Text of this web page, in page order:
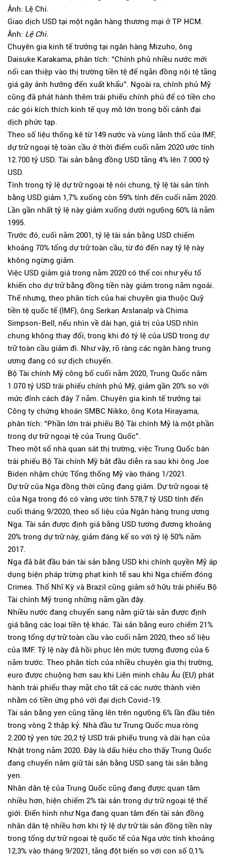
Giao dịch USD tại một ngân hàng thương mại ở TP HCM.
Ảnh: Lệ Chi.
Chuyên gia kinh tế trưởng tại ngân hàng Mizuho, ông
Daisuke Karakama, phân tích: “Chính phủ nhiều nước mới
nổi can thiệp vào thị trường tiền tệ để ngăn đồng nội tệ tăng
giá gây ảnh hưởng đến xuất khẩu”. Ngoài ra, chính phủ Mỹ
cũng đã phát hành thêm trái phiếu chính phủ để có tiền cho
các gói kích thích kinh tế quy mô lớn trong bối cảnh đại
dịch phức tạp.
Theo số liệu thống kê từ 149 nước và vùng lãnh thổ của IMF,
dự trữ ngoại tệ toàn cầu ở thời điểm cuối năm 2020 ước tính
12.700 tỷ USD. Tài sản bằng đồng USD tăng 4% lên 7.000 tỷ
USD.
Tính trong tỷ lệ dự trữ ngoại tệ nói chung, tỷ lệ tài sản tính
bằng USD giảm 1,7% xuống còn 59% tính đến cuối năm 2020.
Lần gần nhất tỷ lệ này giảm xuống dưới ngưỡng 60% là năm
1995.
Trước đó, cuối năm 2001, tỷ lệ tài sản bằng USD chiếm
khoảng 70% tổng dự trữ toàn cầu, từ đó đến nay tỷ lệ này
không ngừng giảm.
Việc USD giảm giá trong năm 2020 có thể coi như yếu tố
khiến cho dự trữ bằng đồng tiền này giảm trong năm ngoái.
Thế nhưng, theo phân tích của hai chuyên gia thuộc Quỹ
tiền tệ quốc tế (IMF), ông Serkan Arslanalp và Chima
Simpson-Bell, nếu nhìn về dài hạn, giá trị của USD nhìn
chung không thay đổi, trong khi đó tỷ lệ của USD trong dự
trữ toàn cầu giảm đi. Như vậy, rõ ràng các ngân hàng trung
ương đang có sự dịch chuyển.
Bộ Tài chính Mỹ công bố cuối năm 2020, Trung Quốc nắm
1.070 tỷ USD trái phiếu chính phủ Mỹ, giảm gần 20% so với
mức đỉnh cách đây 7 năm. Chuyên gia kinh tế trưởng tại
Công ty chứng khoán SMBC Nikko, ông Kota Hirayama,
phân tích: “Phần lớn trái phiếu Bộ Tài chính Mỹ là một phần
trong dự trữ ngoại tệ của Trung Quốc”.
Theo một số nhà quan sát thị trường, việc Trung Quốc bán
trái phiếu Bộ Tài chính Mỹ bắt đầu diễn ra sau khi ông Joe
Biden nhậm chức Tổng thống Mỹ vào tháng 1/2021.
Dự trữ của Nga đồng thời cũng đang giảm. Dự trữ ngoại tệ
của Nga trong đó có vàng ước tính 578,7 tỷ USD tính đến
cuối tháng 9/2020, theo số liệu của Ngân hàng trung ương
Nga. Tài sản được định giá bằng USD tương đương khoảng
20% trong dự trữ này, giảm đáng kể so với tỷ lệ 50% năm
2017.
Nga đã bắt đầu bán tài sản bằng USD khi chính quyền Mỹ áp
dụng biện pháp trừng phạt kinh tế sau khi Nga chiếm đóng
Crimea. Thổ Nhĩ Kỳ và Brazil cũng giảm sở hữu trái phiếu Bộ
Tài chính Mỹ trong những năm gần đây.
Nhiều nước đang chuyển sang nắm giữ tài sản được định
giá bằng các loại tiền tệ khác. Tài sản bằng euro chiếm 21%
trong tổng dự trữ toàn cầu vào cuối năm 2020, theo số liệu
của IMF. Tỷ lệ này đã hồi phục lên mức tương đương của 6
năm trước. Theo phân tích của nhiều chuyên gia thị trường,
euro được chuộng hơn sau khi Liên minh châu Âu (EU) phát
hành trái phiếu thay mặt cho tất cả các nước thành viên
nhằm có tiền ứng phó với đại dịch Covid-19.
Tài sản bằng yen cũng tăng lên trên ngưỡng 6% lần đầu tiên
trong vòng 2 thập kỷ. Nhà đầu tư Trung Quốc mua ròng
2.200 tỷ yen tức 20,2 tỷ USD trái phiếu trung và dài hạn của
Nhật trong năm 2020. Đây là dấu hiệu cho thấy Trung Quốc
đang chuyển nắm giữ tài sản bằng USD sang tài sản bằng
yen.
Nhân dân tệ của Trung Quốc cũng đang được quan tâm
nhiều hơn, hiện chiếm 2% tài sản trong dự trữ ngoại tệ thế
giới. Điển hình như Nga đang quan tâm đến tài sản đồng
nhân dân tệ nhiều hơn khi tỷ lệ dự trữ tài sản đồng tiền này
trong tổng dự trữ ngoại tệ quốc tế của Nga ước tính khoảng
12,3% vào tháng 9/2021, tăng đột biến so với con số 0,1%